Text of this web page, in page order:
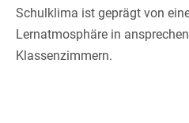
Schulklima ist geprägt von
Lernatmosphäre in
Klassenzimmern.